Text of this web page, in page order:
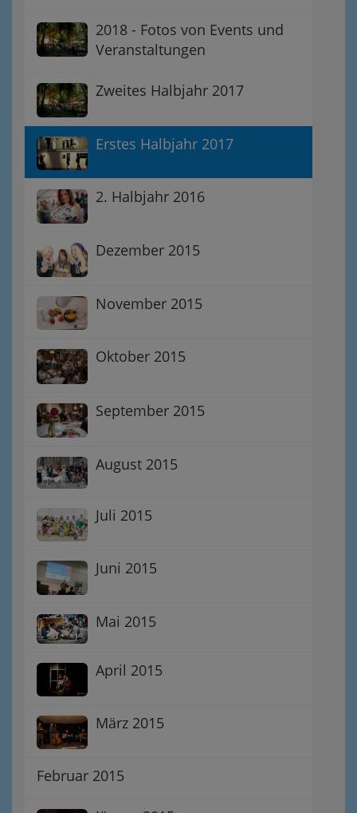
2018 - Fotos von Events und
Veranstaltungen
Zweites Halbjahr 2017
Erstes Halbjahr 2017
2. Halbjahr 2016
Dezember 2015
November 2015
Oktober 2015
September 2015
August 2015
Juli 2015
Juni 2015
Mai 2015
April 2015
März 2015
Februar 2015